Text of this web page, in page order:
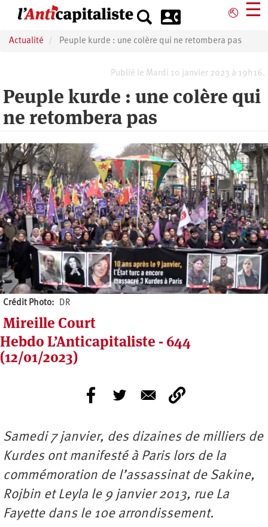
principal
⎋ ☰
Actualité Peuple kurde : une colère qui ne retombera pas
Publié le Mardi 10 janvier 2023 à 19h16.
Peuple kurde : une colère qui
ne retombera pas
Crédit Photo DR
Mireille Court
Hebdo L’Anticapitaliste - 644
(12/01/2023)
Samedi 7 janvier, des dizaines de milliers de
Kurdes ont manifesté à Paris lors de la
commémoration de l’assassinat de Sakine,
Rojbin et Leyla le 9 janvier 2013, rue La
Fayette dans le 10e arrondissement.